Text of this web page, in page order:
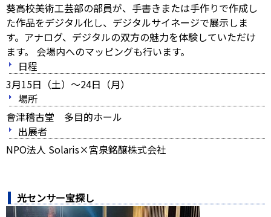
葵高校美術工芸部の部員が、手書きまたは手作りで作成し
た作品をデジタル化し、デジタルサイネージで展示しま
す。アナログ、デジタルの双方の魅力を体験していただけ
ます。 会場内へのマッピングも行います。
日程
3月15日（土）～24日（月）
場所
會津稽古堂 多目的ホール
出展者
NPO法人 Solaris×宮泉銘醸株式会社
光センサー宝探し